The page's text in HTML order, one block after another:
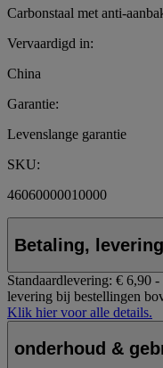
Carbonstaal met anti-
Vervaardigd in:
China
Garantie:
Levenslange garantie
SKU:
46060000010000
Betaling,
Standaardlevering: € 6,90 -
levering bij bestellingen
Klik hier voor alle details.
onderhoud &